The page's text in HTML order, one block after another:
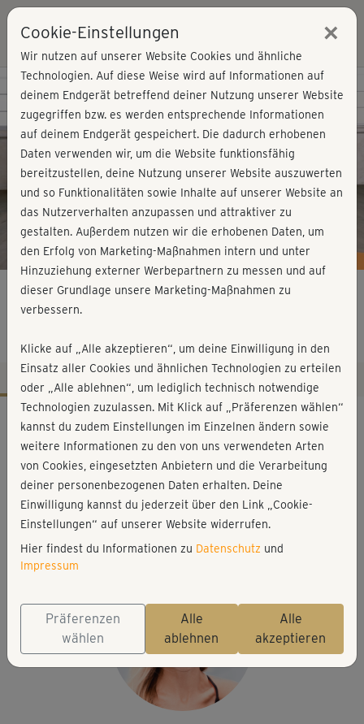
Play
Video
Kursvorschau - Jetzt mitmachen!
Steffis Rücken Flow 1
Workout-Facts
leicht
19 Min
76 kcal
Stefanie Rohr
Matte
Cookie-Einstellungen ×
Wir nutzen auf unserer Website Cookies und ähnliche
Technologien. Auf diese Weise wird auf Informationen auf
deinem Endgerät betreffend deiner Nutzung unserer Website
zugegriffen bzw. es werden entsprechende Informationen
auf deinem Endgerät gespeichert. Die dadurch erhobenen
Daten verwenden wir, um die Website funktionsfähig
bereitzustellen, deine Nutzung unserer Website auszuwerten
und so Funktionalitäten sowie Inhalte auf unserer Website an
das Nutzerverhalten anzupassen und attraktiver zu
gestalten. Außerdem nutzen wir die erhobenen Daten, um
den Erfolg von Marketing-Maßnahmen intern und unter
Hinzuziehung externer Werbepartnern zu messen und auf
dieser Grundlage unsere Marketing-Maßnahmen zu
verbessern.
Klicke auf „Alle akzeptieren“, um deine Einwilligung in den
Einsatz aller Cookies und ähnlichen Technologien zu erteilen
oder „Alle ablehnen“, um lediglich technisch notwendige
Technologien zuzulassen. Mit Klick auf „Präferenzen wählen“
kannst du zudem Einstellungen im Einzelnen ändern sowie
weitere Informationen zu den von uns verwendeten Arten
von Cookies, eingesetzten Anbietern und die Verarbeitung
deiner personenbezogenen Daten erhalten. Deine
Einwilligung kannst du jederzeit über den Link „Cookie-
Einstellungen“ auf unserer Website widerrufen.
Hier findest du Informationen zu Datenschutz und
Impressum
Präferenzen
wählen
Alle
ablehnen
Alle
akzeptieren